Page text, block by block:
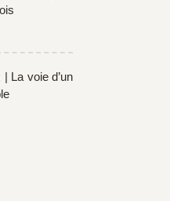
La voie d’un